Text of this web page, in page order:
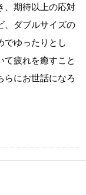
、期待以上の応対
、ダブルサイズの
でゆったりとし
て疲れを癒すこと
らにお世話になろ